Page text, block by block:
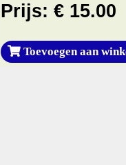
Prijs: € 15.00
Toevoegen aan